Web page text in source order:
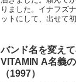
りました。イナフズ
ットにして、出せて
ものでは無い^^;）初
ブッ...
バンド名を変え
VITAMIN A名義
（1997）